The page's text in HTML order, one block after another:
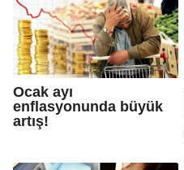
Ocak ayı
enflasyonunda büyük
artış!